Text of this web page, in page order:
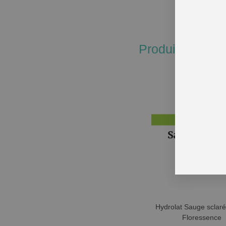
Produits
Hydrolat Sauge
Floressence